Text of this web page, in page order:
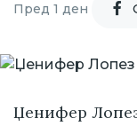
Пред 1 ден
Џенифер